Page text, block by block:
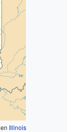
en Illinois